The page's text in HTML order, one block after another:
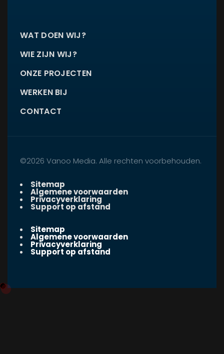
WAT DOEN WIJ?
WIE ZIJN WIJ?
ONZE PROJECTEN
WERKEN BIJ
CONTACT
©2026 Vanoo Media. Alle rechten voorbehouden.
Sitemap
Algemene voorwaarden
Privacyverklaring
Support op afstand
Sitemap
Algemene voorwaarden
Privacyverklaring
Support op afstand